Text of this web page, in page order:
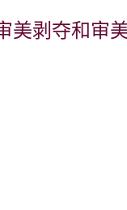
美剥夺和审